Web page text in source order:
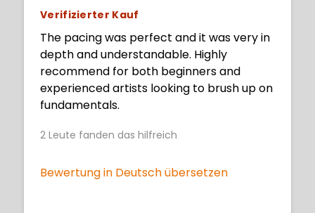
Verifizierter Kauf
The pacing was perfect and it was very in
depth and understandable. Highly
recommend for both beginners and
experienced artists looking to brush up on
fundamentals.
2 Leute fanden das hilfreich
Bewertung in Deutsch übersetzen